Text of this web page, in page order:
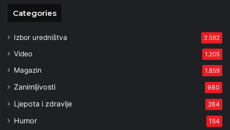
Categories
Izbor uredništva 2.562
Video 1.205
Magazin 1.859
Zanimljivosti 980
Ljepota i zdravlje 264
Humor 154